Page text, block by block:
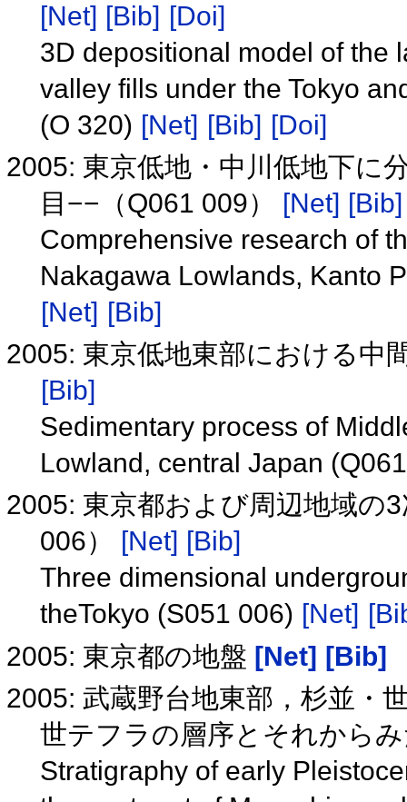
[Net] [Bib] [Doi]
3D depositional model of the
valley fills under the Tokyo
(O 320) [Net] [Bib] [Doi]
2005: 東京低地・中川低地下に
目−−（Q061 009）
[Net] [Bib]
Comprehensive research of
Nakagawa Lowlands, Kanto
[Net] [Bib]
2005: 東京低地東部における中
[Bib]
Sedimentary process of
Lowland, central Japan
2005: 東京都および周辺地域の
006）
[Net] [Bib]
Three dimensional
theTokyo (S051 006) [Net]
2005: 東京都の地盤 [Net] [Bib]
2005: 武蔵野台地東部，杉並・
世テフラの層序とそれから
Stratigraphy of early